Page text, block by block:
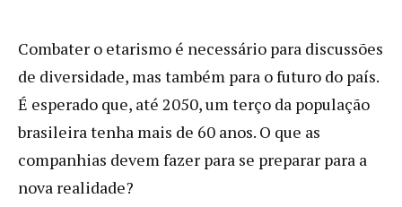
Combater o etarismo é necessário para discussões
de diversidade, mas também para o futuro do país.
É esperado que, até 2050, um terço da população
brasileira tenha mais de 60 anos. O que as
companhias devem fazer para se preparar para a
nova realidade?